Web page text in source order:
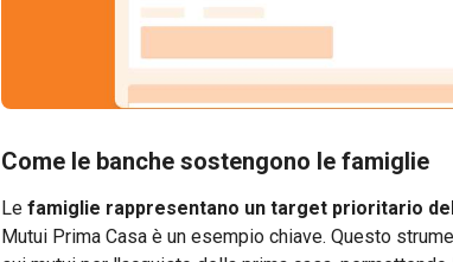
Come le banche sostengono le famiglie
Le famiglie rappresentano un target prioritario
Mutui Prima Casa è un esempio chiave. Questo